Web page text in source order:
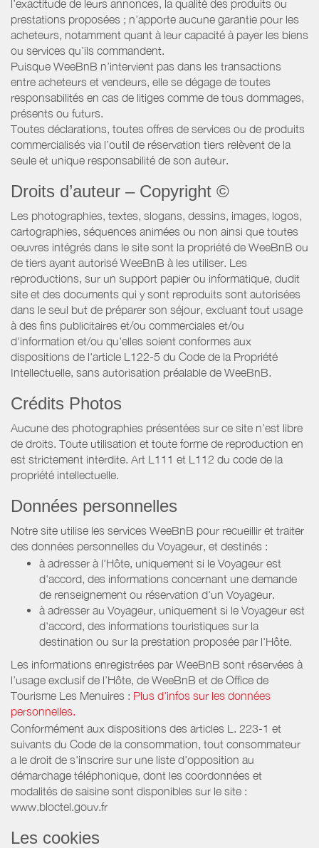
l’exactitude de leurs annonces, la qualité des produits ou
prestations proposées ; n’apporte aucune garantie pour les
acheteurs, notamment quant à leur capacité à payer les biens
ou services qu’ils commandent.
Puisque WeeBnB n’intervient pas dans les transactions
entre acheteurs et vendeurs, elle se dégage de toutes
responsabilités en cas de litiges comme de tous dommages,
présents ou futurs.
Toutes déclarations, toutes offres de services ou de produits
commercialisés via l’outil de réservation tiers relèvent de la
seule et unique responsabilité de son auteur.
Droits d’auteur – Copyright ©
Les photographies, textes, slogans, dessins, images, logos,
cartographies, séquences animées ou non ainsi que toutes
oeuvres intégrés dans le site sont la propriété de WeeBnB ou
de tiers ayant autorisé WeeBnB à les utiliser. Les
reproductions, sur un support papier ou informatique, dudit
site et des documents qui y sont reproduits sont autorisées
dans le seul but de préparer son séjour, excluant tout usage
à des fins publicitaires et/ou commerciales et/ou
d'information et/ou qu'elles soient conformes aux
dispositions de l'article L122-5 du Code de la Propriété
Intellectuelle, sans autorisation préalable de WeeBnB.
Crédits Photos
Aucune des photographies présentées sur ce site n’est libre
de droits. Toute utilisation et toute forme de reproduction en
est strictement interdite. Art L111 et L112 du code de la
propriété intellectuelle.
Données personnelles
Notre site utilise les services WeeBnB pour recueillir et traiter
des données personnelles du Voyageur, et destinés :
à adresser à l'Hôte, uniquement si le Voyageur est
d'accord, des informations concernant une demande
de renseignement ou réservation d'un Voyageur.
à adresser au Voyageur, uniquement si le Voyageur est
d'accord, des informations touristiques sur la
destination ou sur la prestation proposée par l'Hôte.
Les informations enregistrées par WeeBnB sont réservées à
l’usage exclusif de l’Hôte, de WeeBnB et de Office de
Tourisme Les Menuires : Plus d'infos sur les données
personnelles.
Conformément aux dispositions des articles L. 223-1 et
suivants du Code de la consommation, tout consommateur
a le droit de s'inscrire sur une liste d'opposition au
démarchage téléphonique, dont les coordonnées et
modalités de saisine sont disponibles sur le site :
www.bloctel.gouv.fr
Les cookies